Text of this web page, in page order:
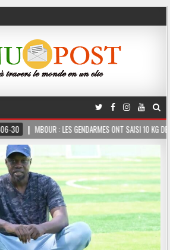
MBOUR : LES GENDARMES ONT SAISI 10 KG DE CHANVRE